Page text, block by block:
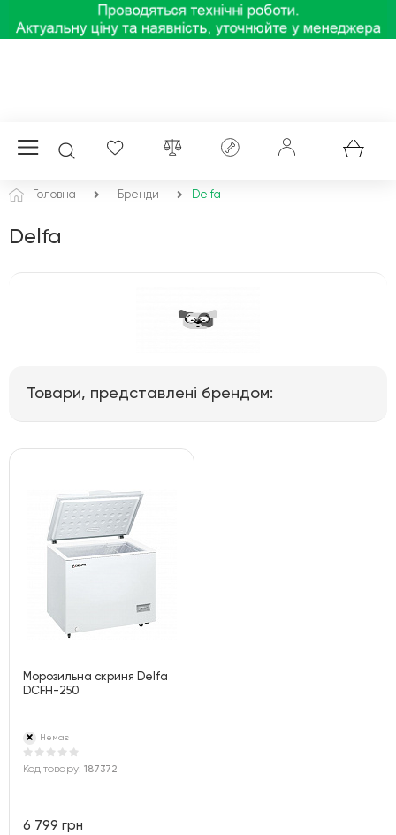
Головна Бренди Delfa
Delfa
Товари, представлені брендом:
Морозильна скриня Delfa
DCFH-250
Немає
Код товару: 187372
6 799 грн